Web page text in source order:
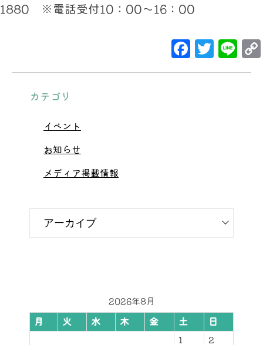
1880 ※電話受付10：00～16：00
カテゴリ
イベント
お知らせ
メディア掲載情報
2026年8月
月 火 水 木 金 土 日
1 2